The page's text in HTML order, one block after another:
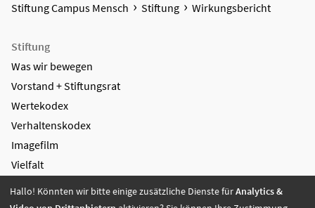
Stiftung Campus Mensch Stiftung Wirkungsbericht
Stiftung
Was wir bewegen
Vorstand + Stiftungsrat
Wertekodex
Verhaltenskodex
Imagefilm
Vielfalt
Stifter
Wirkungsbericht
Hallo! Könnten wir bitte einige zusätzliche Dienste fürAnalytics &